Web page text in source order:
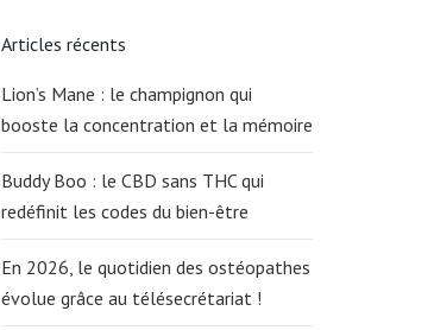
Articles récents
Lion’s Mane : le champignon qui
booste la concentration et la mémoire
Buddy Boo : le CBD sans THC qui
redéfinit les codes du bien-être
En 2026, le quotidien des ostéopathes
évolue grâce au télésecrétariat !